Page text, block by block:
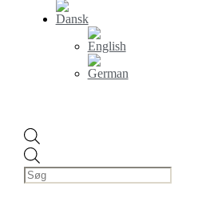
search